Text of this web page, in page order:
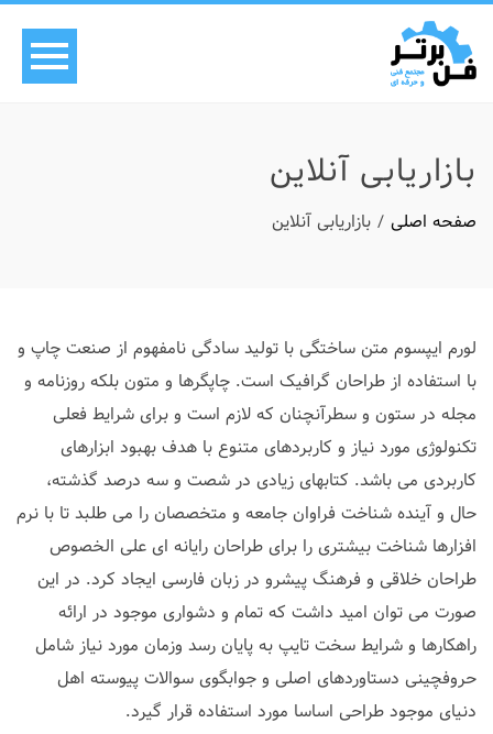
بازاریابی آنلاین
صفحه اصلی بازاریابی آنلاین
لورم ایپسوم متن ساختگی با تولید سادگی نامفهوم از صنعت چاپ و
با استفاده از طراحان گرافیک است. چاپگرها و متون بلکه روزنامه و
مجله در ستون و سطرآنچنان که لازم است و برای شرایط فعلی
تکنولوژی مورد نیاز و کاربردهای متنوع با هدف بهبود ابزارهای
کاربردی می باشد. کتابهای زیادی در شصت و سه درصد گذشته،
حال و آینده شناخت فراوان جامعه و متخصصان را می طلبد تا با نرم
افزارها شناخت بیشتری را برای طراحان رایانه ای علی الخصوص
طراحان خلاقی و فرهنگ پیشرو در زبان فارسی ایجاد کرد. در این
صورت می توان امید داشت که تمام و دشواری موجود در ارائه
راهکارها و شرایط سخت تایپ به پایان رسد وزمان مورد نیاز شامل
حروفچینی دستاوردهای اصلی و جوابگوی سوالات پیوسته اهل
دنیای موجود طراحی اساسا مورد استفاده قرار گیرد.